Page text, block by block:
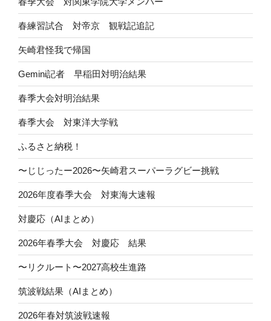
春練習試合 対帝京 観戦記追記
矢崎君怪我で帰国
Gemini記者 早稲田対明治結果
春季大会対明治結果
春季大会 対東洋大学戦
ふるさと納税！
〜じじったー2026〜矢崎君スーパーラグビー挑戦
2026年度春季大会 対東海大速報
対慶応（AIまとめ）
2026年春季大会 対慶応 結果
〜リクルート〜2027高校生進路
筑波戦結果（AIまとめ）
2026年春対筑波戦速報